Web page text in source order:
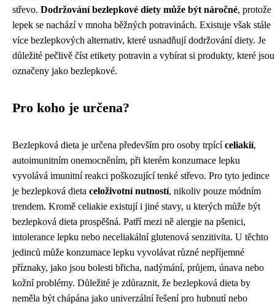
střevo. Dodržování bezlepkové diety může být náročné, protože
lepek se nachází v mnoha běžných potravinách. Existuje však stále
více bezlepkových alternativ, které usnadňují dodržování diety. Je
důležité pečlivě číst etikety potravin a vybírat si produkty, které jsou
označeny jako bezlepkové.
Pro koho je určena?
Bezlepková dieta je určena především pro osoby trpícíceliakií,
autoimunitním onemocněním, při kterém konzumace lepku
vyvolává imunitní reakci poškozující tenké střevo. Pro tyto jedince
je bezlepková dieta celoživotní nutností, nikoliv pouze módním
trendem. Kromě celiakie existují i ​​jiné stavy, u kterých může být
bezlepková dieta prospěšná. Patří mezi ně alergie na pšenici,
intolerance lepku nebo neceliakální glutenová senzitivita. U těchto
jedinců může konzumace lepku vyvolávat různé nepříjemné
příznaky, jako jsou bolesti břicha, nadýmání, průjem, únava nebo
kožní problémy. Důležité je zdůraznit, že bezlepková dieta by
neměla být chápána jako univerzální řešení pro hubnutí nebo